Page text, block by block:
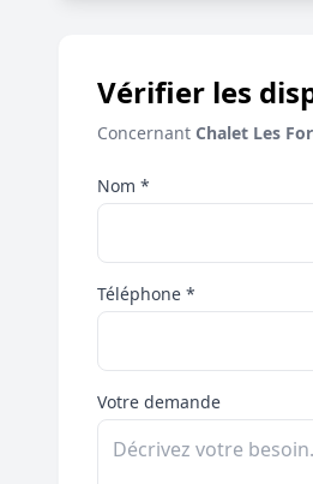
Vérifier les
Concernant Chalet Les
Nom *
Téléphone *
Votre demande